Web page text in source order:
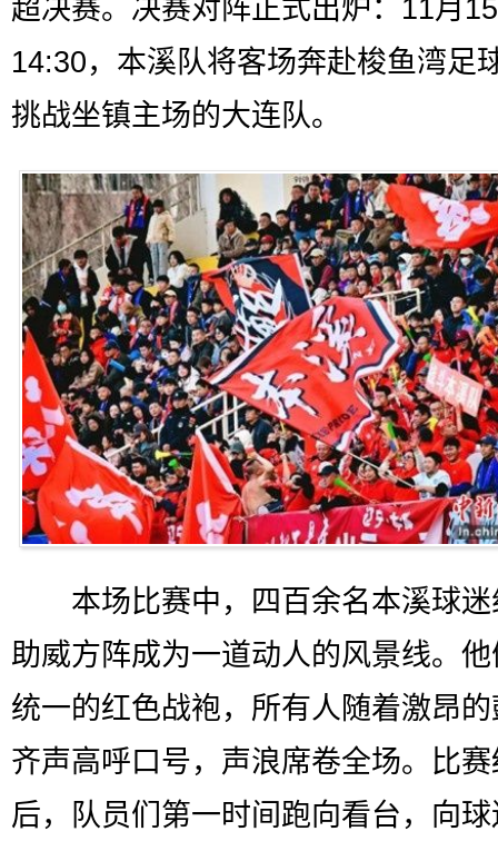
超决赛。决赛对阵正式出炉：11月
14:30，本溪队将客场奔赴梭鱼湾足
挑战坐镇主场的大连队。
本场比赛中，四百余名本溪球迷
助威方阵成为一道动人的风景线。
统一的红色战袍，所有人随着激昂
齐声高呼口号，声浪席卷全场。比
后，队员们第一时间跑向看台，向